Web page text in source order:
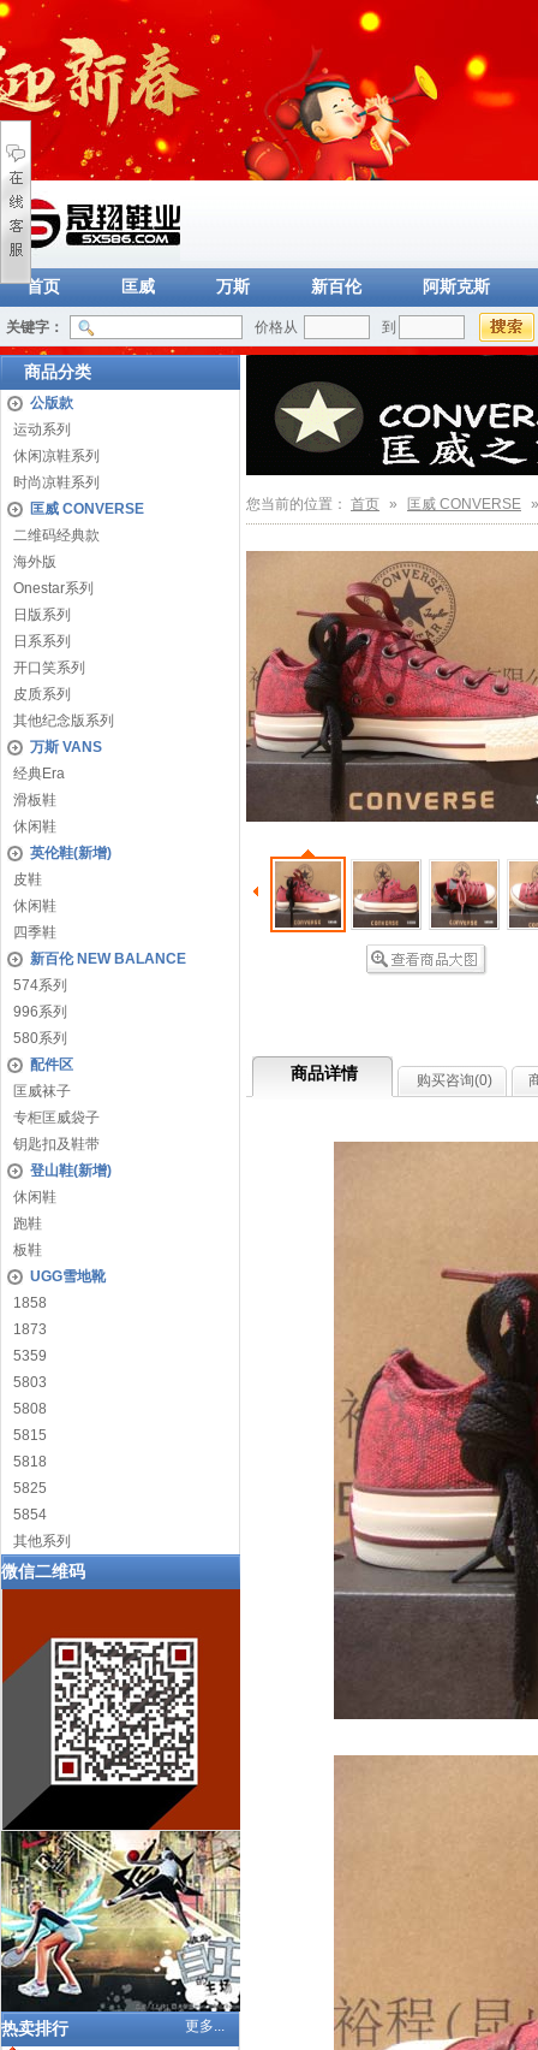
首页 匡威 万斯 新百伦 阿斯克斯
关键字： 价格从 到
商品分类
公版款
运动系列
休闲凉鞋系列
时尚凉鞋系列
匡威 CONVERSE
二维码经典款
海外版
Onestar系列
日版系列
日系系列
开口笑系列
皮质系列
其他纪念版系列
万斯 VANS
经典Era
滑板鞋
休闲鞋
英伦鞋(新增)
皮鞋
休闲鞋
四季鞋
新百伦 NEW BALANCE
574系列
996系列
580系列
配件区
匡威袜子
专柜匡威袋子
钥匙扣及鞋带
登山鞋(新增)
休闲鞋
跑鞋
板鞋
UGG雪地靴
1858
1873
5359
5803
5808
5815
5818
5825
5854
其他系列
微信二维码
热卖排行 更多...
您当前的位置： 首页 » 匡威 CONVERSE »
商品详情 购买咨询(0)